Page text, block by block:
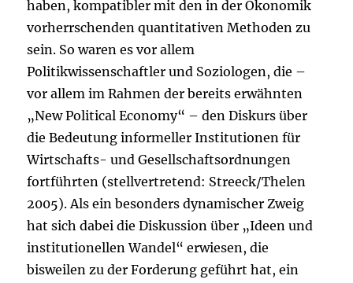
haben, kompatibler mit den in der Ökonomik
vorherrschenden quantitativen Methoden zu
sein. So waren es vor allem
Politikwissenschaftler und Soziologen, die –
vor allem im Rahmen der bereits erwähnten
„New Political Economy“ – den Diskurs über
die Bedeutung informeller Institutionen für
Wirtschafts- und Gesellschaftsordnungen
fortführten (stellvertretend: Streeck/Thelen
2005). Als ein besonders dynamischer Zweig
hat sich dabei die Diskussion über „Ideen und
institutionellen Wandel“ erwiesen, die
bisweilen zu der Forderung geführt hat, ein